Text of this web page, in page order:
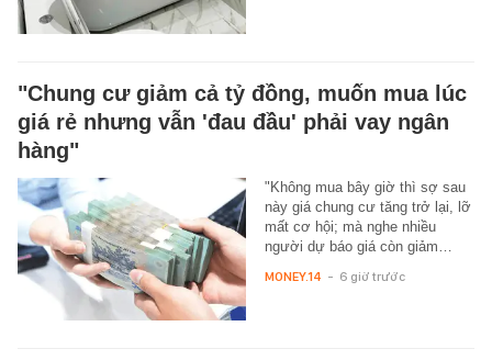
"Chung cư giảm cả tỷ đồng, muốn mua lúc
giá rẻ nhưng vẫn 'đau đầu' phải vay ngân
hàng"
"Không mua bây giờ thì sợ sau
này giá chung cư tăng trở lại, lỡ
mất cơ hội; mà nghe nhiều
người dự báo giá còn giảm…
MONEY.14 - 6 giờ trước